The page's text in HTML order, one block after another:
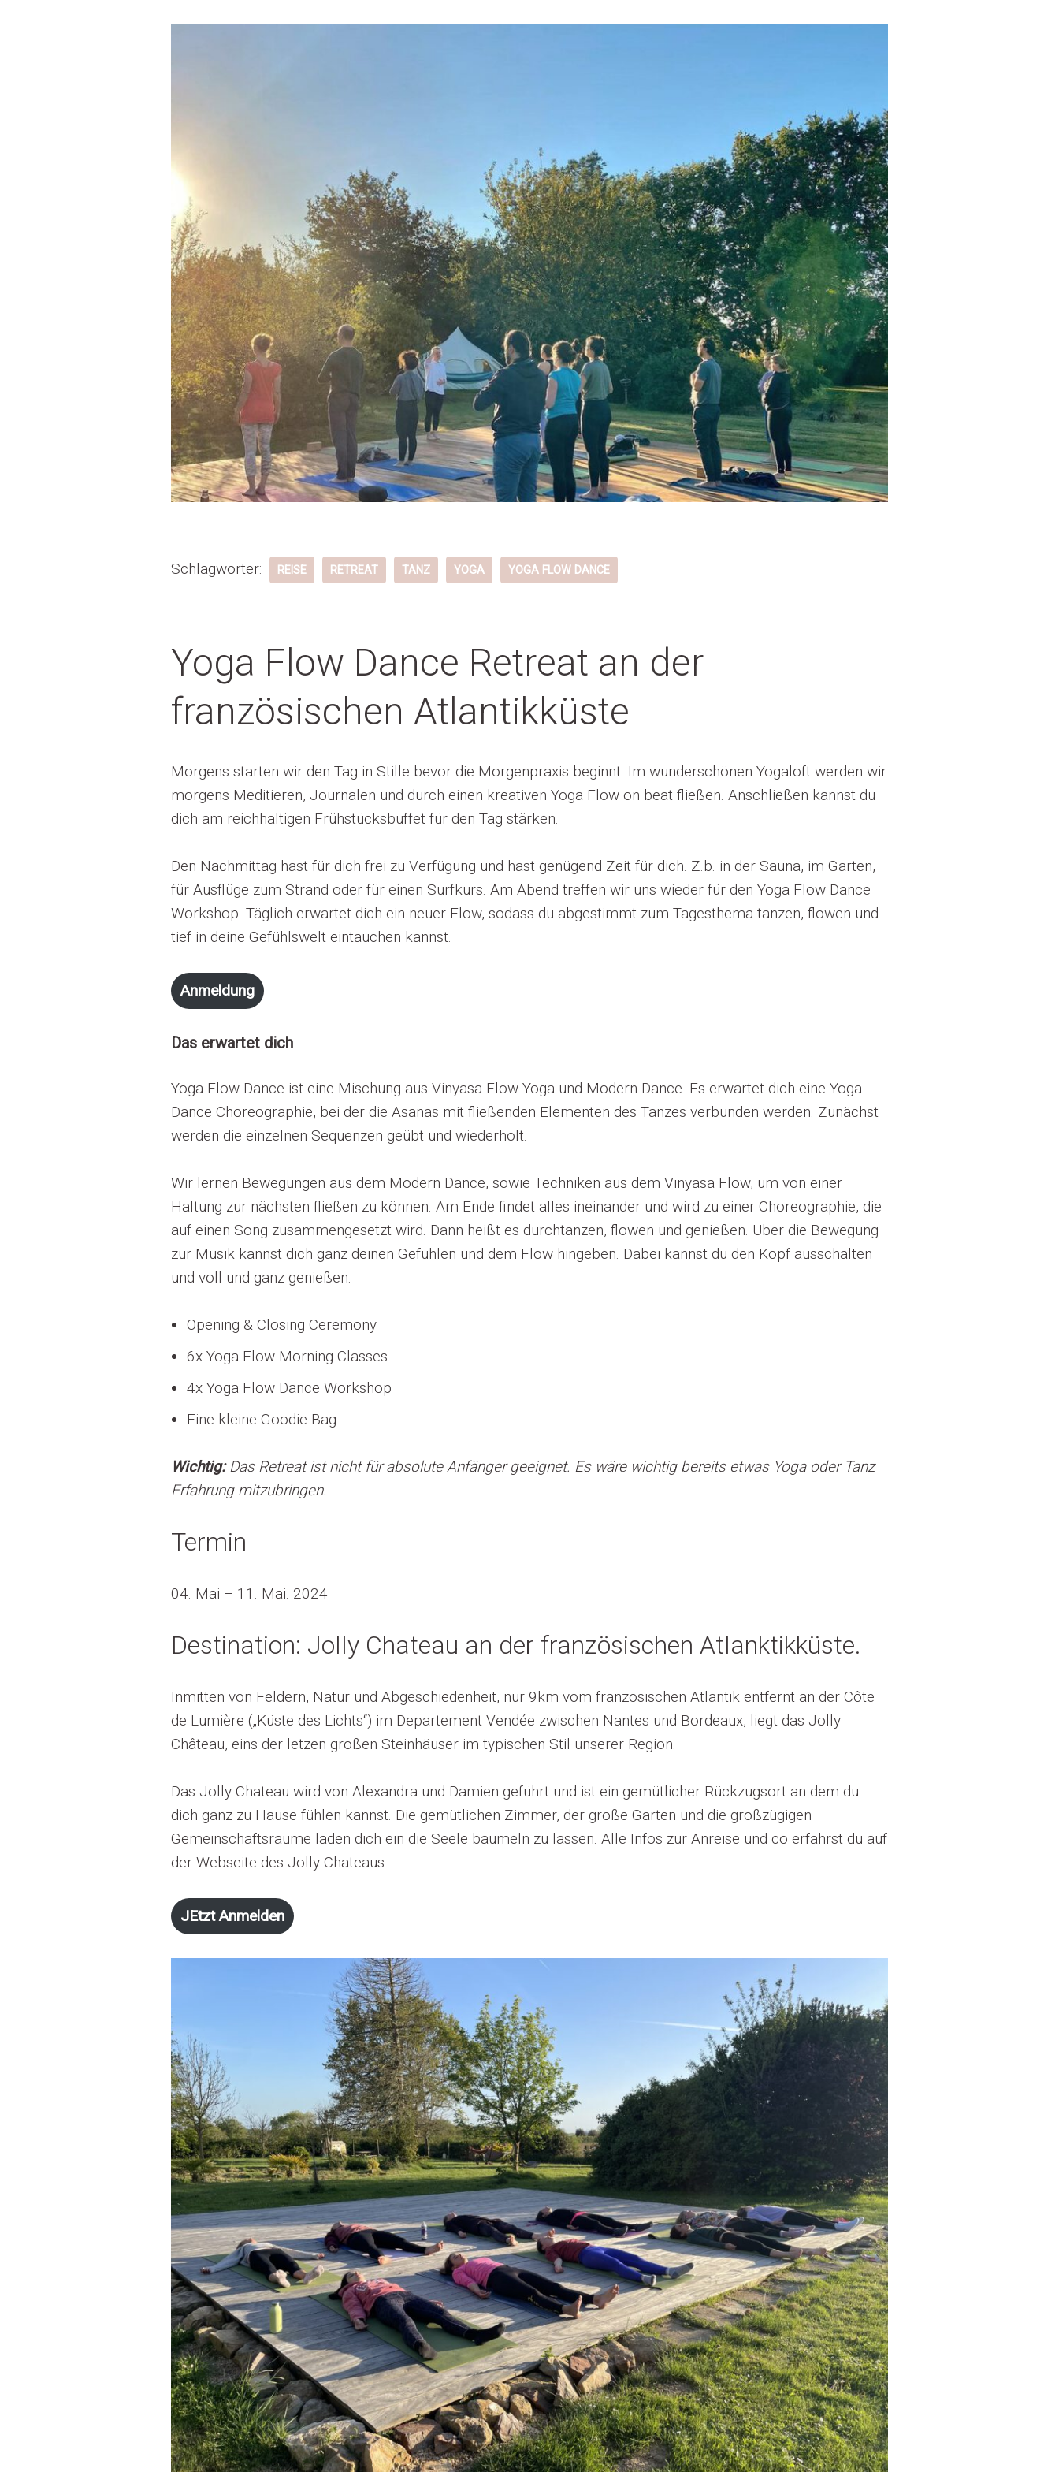
Schlagwörter: REISE RETREAT TANZ YOGA YOGA FLOW DANCE
Yoga Flow Dance Retreat an der
französischen Atlantikküste
Morgens starten wir den Tag in Stille bevor die Morgenpraxis beginnt. Im wunderschönen Yogaloft werden wir
morgens Meditieren, Journalen und durch einen kreativen Yoga Flow on beat fließen. Anschließen kannst du
dich am reichhaltigen Frühstücksbuffet für den Tag stärken.
Den Nachmittag hast für dich frei zu Verfügung und hast genügend Zeit für dich. Z.b. in der Sauna, im Garten,
für Ausflüge zum Strand oder für einen Surfkurs. Am Abend treffen wir uns wieder für den Yoga Flow Dance
Workshop. Täglich erwartet dich ein neuer Flow, sodass du abgestimmt zum Tagesthema tanzen, flowen und
tief in deine Gefühlswelt eintauchen kannst.
Anmeldung
Das erwartet dich
Yoga Flow Dance ist eine Mischung aus Vinyasa Flow Yoga und Modern Dance. Es erwartet dich eine Yoga
Dance Choreographie, bei der die Asanas mit fließenden Elementen des Tanzes verbunden werden. Zunächst
werden die einzelnen Sequenzen geübt und wiederholt.
Wir lernen Bewegungen aus dem Modern Dance, sowie Techniken aus dem Vinyasa Flow, um von einer
Haltung zur nächsten fließen zu können. Am Ende findet alles ineinander und wird zu einer Choreographie, die
auf einen Song zusammengesetzt wird. Dann heißt es durchtanzen, flowen und genießen. Über die Bewegung
zur Musik kannst dich ganz deinen Gefühlen und dem Flow hingeben. Dabei kannst du den Kopf ausschalten
und voll und ganz genießen.
Opening & Closing Ceremony
6x Yoga Flow Morning Classes
4x Yoga Flow Dance Workshop
Eine kleine Goodie Bag
Wichtig:Das Retreat ist nicht für absolute Anfänger geeignet. Es wäre wichtig bereits etwas Yoga oder Tanz
Erfahrung mitzubringen.
Termin
04. Mai – 11. Mai. 2024
Destination: Jolly Chateau an der französischen Atlanktikküste.
Inmitten von Feldern, Natur und Abgeschiedenheit, nur 9km vom französischen Atlantik entfernt an der Côte
de Lumière („Küste des Lichts“) im Departement Vendée zwischen Nantes und Bordeaux, liegt das Jolly
Château, eins der letzen großen Steinhäuser im typischen Stil unserer Region.
Das Jolly Chateau wird von Alexandra und Damien geführt und ist ein gemütlicher Rückzugsort an dem du
dich ganz zu Hause fühlen kannst. Die gemütlichen Zimmer, der große Garten und die großzügigen
Gemeinschaftsräume laden dich ein die Seele baumeln zu lassen. Alle Infos zur Anreise und co erfährst du auf
der Webseite des Jolly Chateaus.
JEtzt Anmelden